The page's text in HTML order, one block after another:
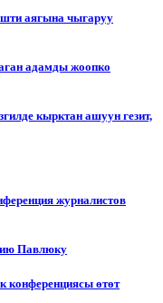
аягына чыгаруу
адамды жоопко
кырктан ашуун гезит,
журналистов
Павлюку
конференциясы өтөт